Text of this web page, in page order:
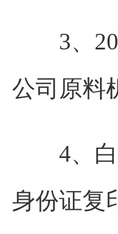
3、
公司原料
4、白
身份证复